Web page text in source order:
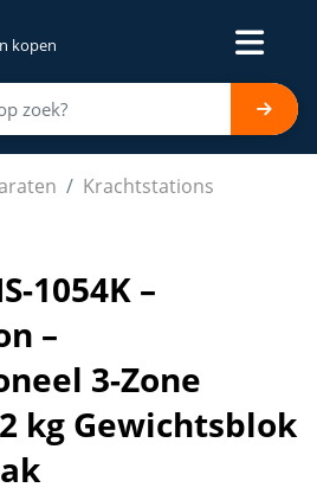
kopen
Krachtstations
– Krachtstation – Multifunctioneel
1054K –
–
3-Zone
kg Gewichtsblok